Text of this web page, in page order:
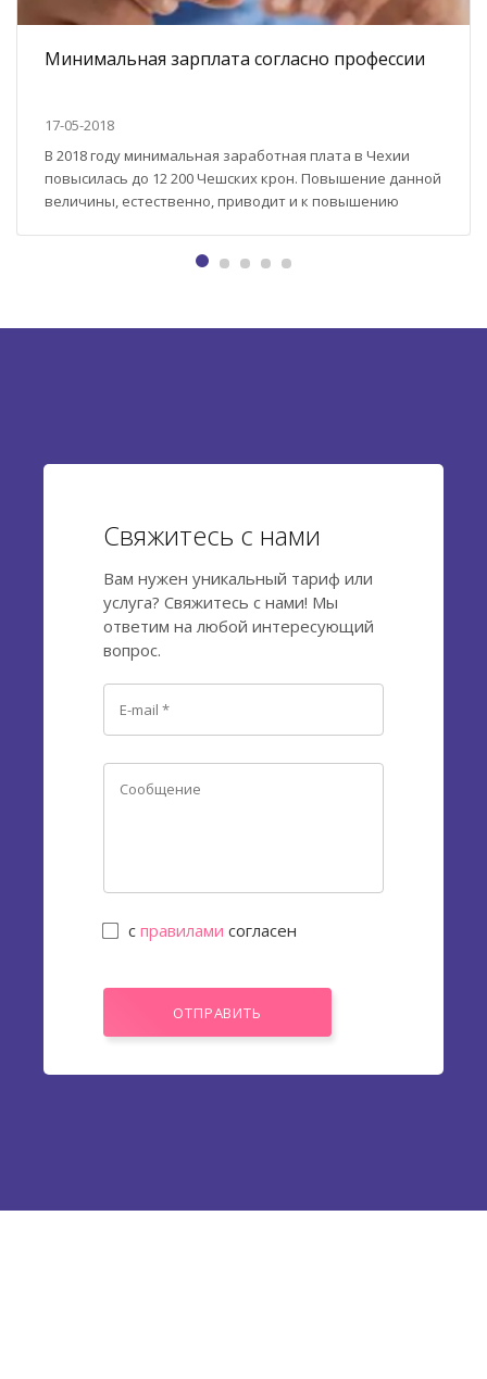
Минимальная зарплата согласно профессии
17-05-2018
В 2018 году минимальная заработная плата в Чехии
повысилась до 12 200 Чешских крон. Повышение данной
величины, естественно, приводит и к повышению
1647 крон. Даже если работник трудится лишь по
Свяжитесь с нами
Вам нужен уникальный тариф или
услуга? Свяжитесь с нами! Мы
ответим на любой интересующий
вопрос.
с правилами согласен